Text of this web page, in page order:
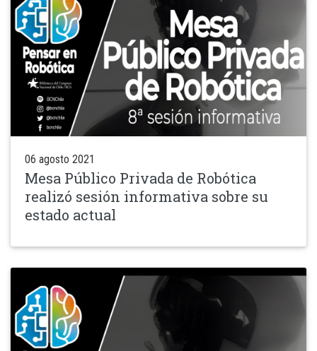
06 agosto 2021
Mesa Público Privada de Robótica
realizó sesión informativa sobre su
estado actual